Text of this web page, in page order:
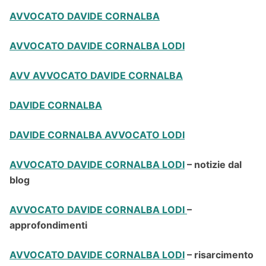
AVVOCATO DAVIDE CORNALBA
AVVOCATO DAVIDE CORNALBA LODI
AVV AVVOCATO DAVIDE CORNALBA
DAVIDE CORNALBA
DAVIDE CORNALBA AVVOCATO LODI
AVVOCATO DAVIDE CORNALBA LODI – notizie dal
blog
AVVOCATO DAVIDE CORNALBA LODI –
approfondimenti
AVVOCATO DAVIDE CORNALBA LODI – risarcimento